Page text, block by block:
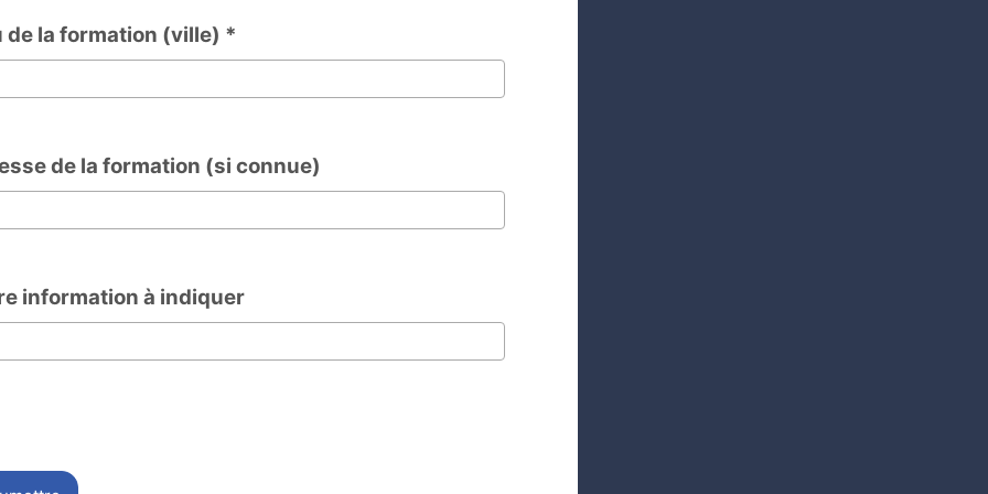
de la formation (ville) *
la formation (ville)
de la formation (si connue)
de la formation (si connue)
information à indiquer
à indiquer